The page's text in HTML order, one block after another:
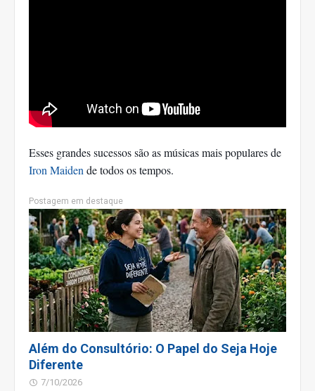
Esses grandes sucessos são as músicas mais populares de
Iron Maidende todos os tempos.
Postagem em destaque
Além do Consultório: O Papel do Seja Hoje
Diferente
7/10/2026